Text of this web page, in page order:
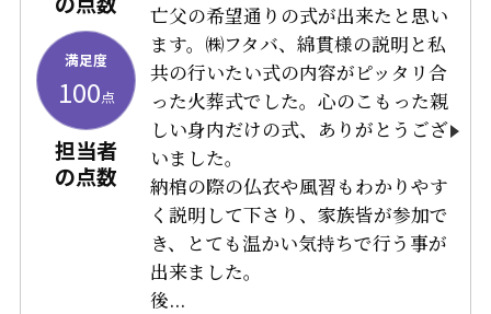
満足度
100点
担当者
の点数
亡父の希望通りの式が出来たと思い
ます。㈱フタバ、綿貫様の説明と私
共の行いたい式の内容がピッタリ合
った火葬式でした。心のこもった親
しい身内だけの式、ありがとうござ
いました。
納棺の際の仏衣や風習もわかりやす
く説明して下さり、家族皆が参加で
き、とても温かい気持ちで行う事が
出来ました。
後...